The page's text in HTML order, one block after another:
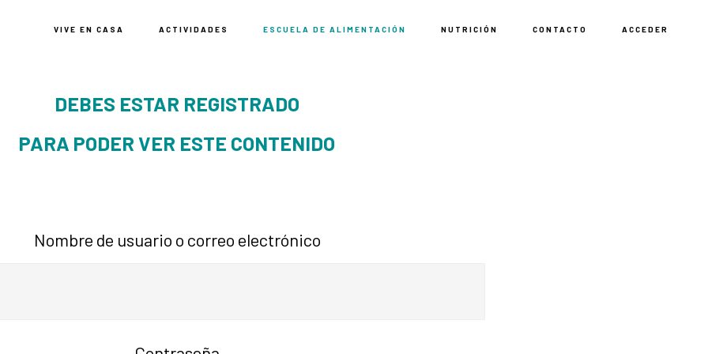
VIVE EN CASA ACTIVIDADES ESCUELA DE ALIMENTACIÓN NUTRICIÓN CONTACTO ACCEDER
DEBES ESTAR REGISTRADO
PARA PODER VER ESTE CONTENIDO
Nombre de usuario o correo electrónico